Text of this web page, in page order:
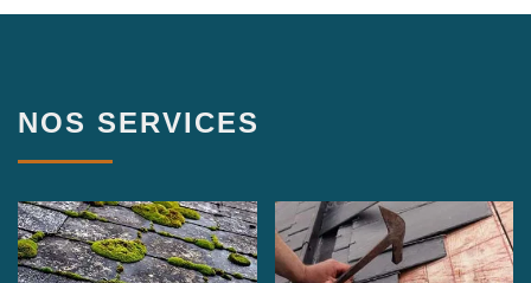
NOS SERVICES